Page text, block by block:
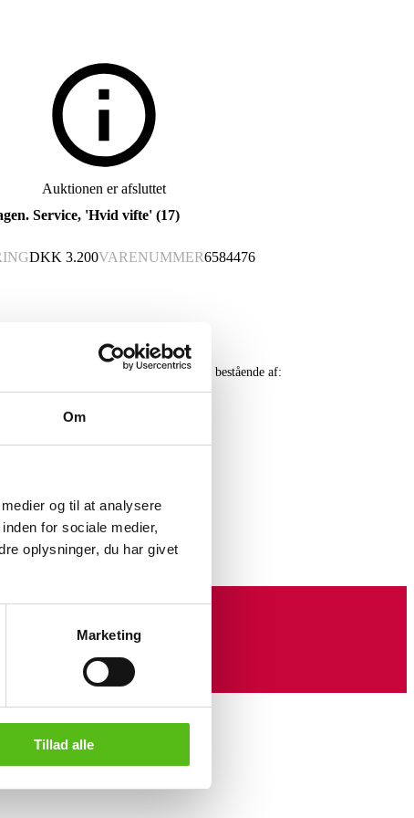
Om
og til at analysere
for sociale medier,
oplysninger, du har givet
Marketing
Tillad alle
Auktionen er afsluttet
Service, 'Hvid vifte' (17)
DKK 3.200VARENUMMER6584476
varenummer 6601225
af porcelæn, designet af Arnold Krog, bestående af:
1. sort.
3 sort.
127, 1. sort.
sort.
sort., nr. 183. (17)